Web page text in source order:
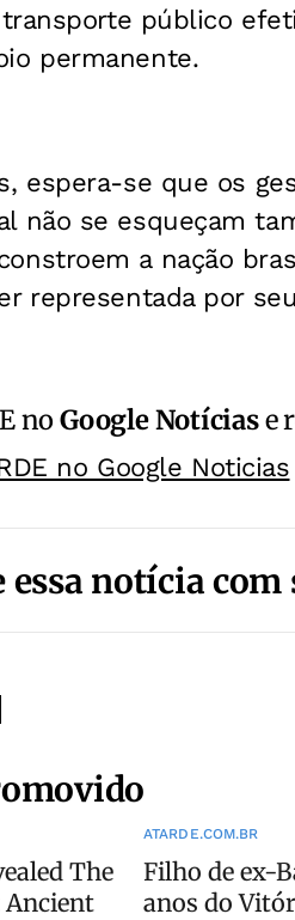
público
permanente.
espera-se que os
não se esqueçam
a nação
representada por
noGoogle Notíciase
no Google Noticias
notícia com